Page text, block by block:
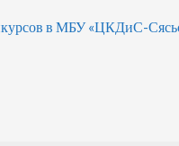
в МБУ «ЦКДиС-